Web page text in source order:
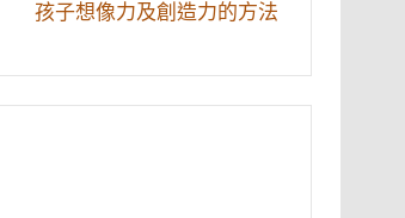
孩子想像力及創造力的方法